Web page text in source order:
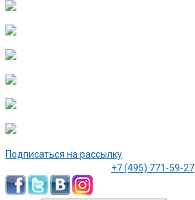
Подписаться на рассылку
+7 (495) 771-59-27